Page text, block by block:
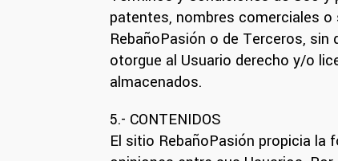
patentes, nombres comerciales
RebañoPasión o de Terceros,
otorgue al Usuario derecho y/o
almacenados.
5.- CONTENIDOS
El sitio RebañoPasión propicia